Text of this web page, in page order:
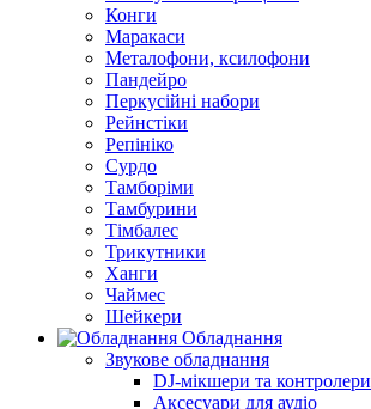
Конги
Маракаси
Металофони, ксилофони
Пандейро
Перкусійні набори
Рейнстіки
Репініко
Сурдо
Тамборіми
Тамбурини
Тімбалес
Трикутники
Ханги
Чаймес
Шейкери
Обладнання
Звукове обладнання
DJ-мікшери та контролери
Аксесуари для аудіо